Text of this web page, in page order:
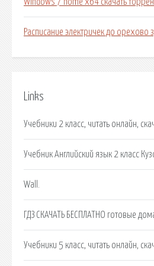
Windows 7 home x64 скачать
Расписание электричек до орехово
Links
Учебники 2 класс, читать онлайн,
Учебник Английский язык 2 класс
Wall.
ГДЗ СКАЧАТЬ БЕСПЛАТНО готовые
Учебники 5 класс, читать онлайн,